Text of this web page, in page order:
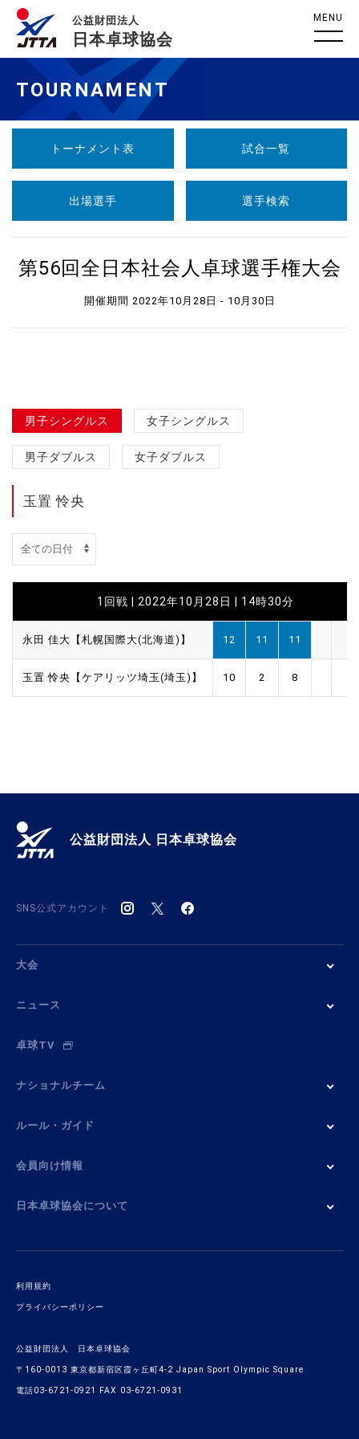
公益財団法人
日本卓球協会
MENU
TOURNAMENT
トーナメント表 試合一覧
出場選手 選手検索
第56回全日本社会人卓球選手権大会
開催期間 2022年10月28日 - 10月30日
男子シングルス 女子シングルス
男子ダブルス 女子ダブルス
玉置 怜央
1回戦 | 2022年10月28日 | 14時30分
永田 佳大【札幌国際大(北海道)】 12 11 11
玉置 怜央【ケアリッツ埼玉(埼玉)】 10 2 8
公益財団法人 日本卓球協会
SNS公式アカウント
大会
ニュース
卓球TV
ナショナルチーム
ルール・ガイド
会員向け情報
日本卓球協会について
利用規約
プライバシーポリシー
公益財団法人 日本卓球協会
〒160-0013 東京都新宿区霞ヶ丘町4-2 Japan Sport Olympic Square
電話03-6721-0921 FAX 03-6721-0931